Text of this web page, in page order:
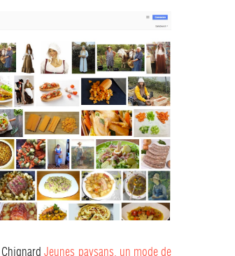
ChignardJeunes paysans, un mode de